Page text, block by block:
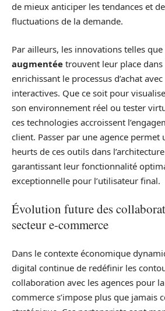
de mieux anticiper les tendances et
fluctuations de la demande.
Par ailleurs, les innovations telles que
augmentée trouvent leur place dans
enrichissant le processus d’achat
interactives. Que ce soit pour
son environnement réel ou tester
ces technologies accroissent
client. Passer par une agence permet
heurts de ces outils dans
garantissant leur fonctionnalité
exceptionnelle pour l’utilisateur final.
Évolution future des
secteur e-commerce
Dans le contexte économique
digital continue de redéfinir les
collaboration avec les agences pour
commerce s’impose plus que jamais